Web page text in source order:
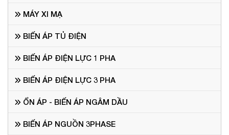
MÁY XI MẠ
BIẾN ÁP TỦ ĐIỆN
BIẾN ÁP ĐIỆN LỰC 1 PHA
BIẾN ÁP ĐIỆN LỰC 3 PHA
ỔN ÁP - BIẾN ÁP NGÂM DẦU
BIẾN ÁP NGUỒN 3PHASE